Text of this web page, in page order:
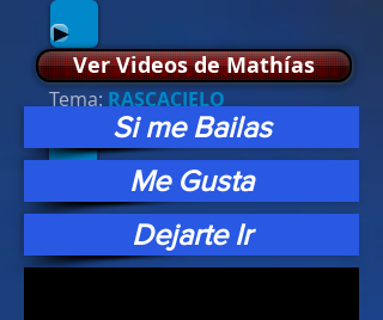
Tema: RASCACIELO
Ver Videos de Mathías
Si me Bailas
Me Gusta
Dejarte Ir